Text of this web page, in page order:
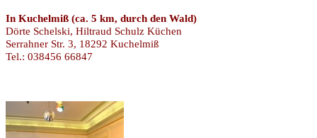
In Kuchelmiß (ca. 5 km, durch den Wald)
Dörte Schelski, Hiltraud Schulz Küchen
Serrahner Str. 3, 18292 Kuchelmiß
Tel.: 038456 66847